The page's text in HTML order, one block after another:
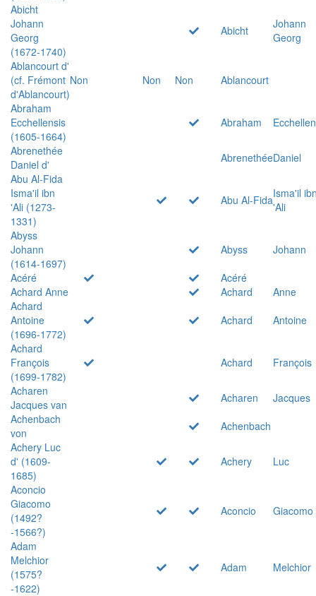
Abicht
Johann
Georg
(1672-1740)
Abicht
Johann
Georg
Ablancourt d'
(cf. Frémont
d'Ablancourt)
Non Non Non
Ablancourt
Abraham
Ecchellensis
(1605-1664)
Abraham
Abrenethée
Daniel d'
AbrenethéeDaniel
Abu Al-Fida
Isma'il ibn
'Ali (1273-
1331)
Abu Al-FidaIsma'il
'Ali
Abyss
Johann
(1614-1697)
Abyss
Johann
Acéré
Acéré
Achard Anne
Achard
Anne
Achard
Antoine
(1696-1772)
Achard
Antoine
Achard
François
(1699-1782)
Achard
François
Acharen
Jacques van
Acharen
Jacques
Achenbach
von
Achenbach
Achery Luc
d' (1609-
1685)
Achery
Luc
Aconcio
Giacomo
(1492?
-1566?)
Aconcio Giacomo
Adam
Melchior
(1575?
-1622)
Adam Melchior